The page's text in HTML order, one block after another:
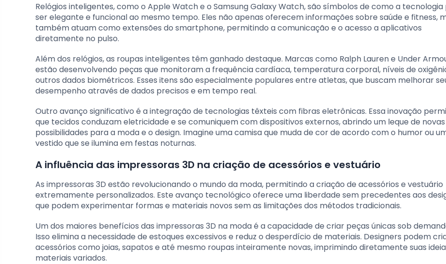
Relógios inteligentes, como o Apple Watch e o Samsung Galaxy Watch, são símbolos de como a tecnologia
ser elegante e funcional ao mesmo tempo. Eles não apenas oferecem informações sobre saúde e fitness,
também atuam como extensões do smartphone, permitindo a comunicação e o acesso a aplicativos
diretamente no pulso.
Além dos relógios, as roupas inteligentes têm ganhado destaque. Marcas como Ralph Lauren e Under
estão desenvolvendo peças que monitoram a frequência cardíaca, temperatura corporal, níveis de
outros dados biométricos. Esses itens são especialmente populares entre atletas, que buscam melhorar
desempenho através de dados precisos e em tempo real.
Outro avanço significativo é a integração de tecnologias têxteis com fibras eletrônicas. Essa inovação
que tecidos conduzam eletricidade e se comuniquem com dispositivos externos, abrindo um leque de novas
possibilidades para a moda e o design. Imagine uma camisa que muda de cor de acordo com o humor ou
vestido que se ilumina em festas noturnas.
A influência das impressoras 3D na criação de acessórios e vestuário
As impressoras 3D estão revolucionando o mundo da moda, permitindo a criação de acessórios e vestuário
extremamente personalizados. Este avanço tecnológico oferece uma liberdade sem precedentes aos
que podem experimentar formas e materiais novos sem as limitações dos métodos tradicionais.
Um dos maiores benefícios das impressoras 3D na moda é a capacidade de criar peças únicas sob
Isso elimina a necessidade de estoques excessivos e reduz o desperdício de materiais. Designers podem
acessórios como joias, sapatos e até mesmo roupas inteiramente novas, imprimindo diretamente suas
materiais variados.